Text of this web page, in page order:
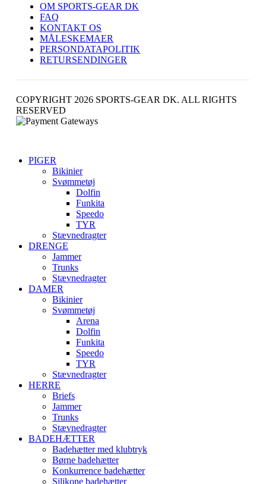
OM SPORTS-GEAR DK
FAQ
KONTAKT OS
MÅLESKEMAER
PERSONDATAPOLITIK
RETURSENDINGER
COPYRIGHT 2026 SPORTS-GEAR DK. ALL RIGHTS
RESERVED
PIGER
Bikinier
Svømmetøj
Dolfin
Funkita
Speedo
TYR
Stævnedragter
DRENGE
Jammer
Trunks
Stævnedragter
DAMER
Bikinier
Svømmetøj
Arena
Dolfin
Funkita
Speedo
TYR
Stævnedragter
HERRE
Briefs
Jammer
Trunks
Stævnedragter
BADEHÆTTER
Badehætter med klubtryk
Børne badehætter
Konkurrence badehætter
Silikone badehætter